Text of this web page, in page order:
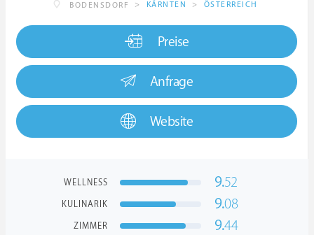
BODENSDORF > KÄRNTEN > ÖSTERREICH
Preise
Anfrage
Website
WELLNESS 9.52
KULINARIK 9.08
ZIMMER 9.44